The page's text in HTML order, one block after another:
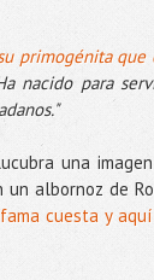
primogénita
nacido para
una
albornoz de
cuesta y